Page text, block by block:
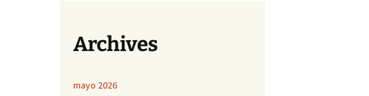
Archives
mayo 2026